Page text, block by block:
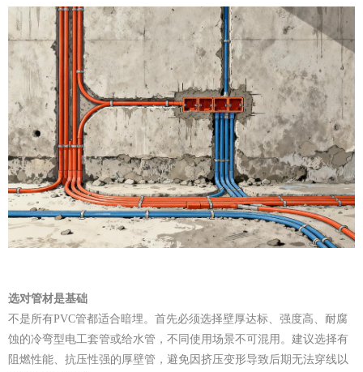
选对管材是基础
不是所有PVC管都适合暗埋。首先必须选择壁厚达标、强度高、耐腐
蚀的冷弯型电工套管或给水管，不同使用场景不可混用。建议选择有
阻燃性能、抗压性强的厚壁管，避免因挤压变形导致后期无法穿线以